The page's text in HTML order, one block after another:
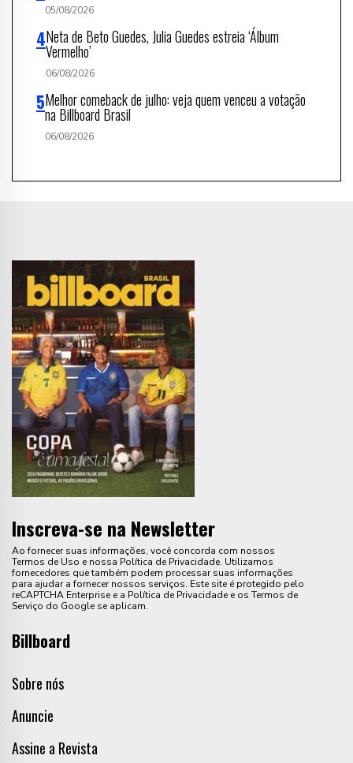
05/08/2026
Neta de Beto Guedes, Julia Guedes estreia ‘Álbum
Vermelho’
06/08/2026
Melhor comeback de julho: veja quem venceu a votação
na Billboard Brasil
06/08/2026
Inscreva-se na Newsletter
Ao fornecer suas informações, você concorda com nossos
Termos de Uso e nossa Política de Privacidade. Utilizamos
fornecedores que também podem processar suas informações
para ajudar a fornecer nossos serviços. Este site é protegido pelo
reCAPTCHA Enterprise e a Política de Privacidade e os Termos de
Serviço do Google se aplicam.
Billboard
Sobre nós
Anuncie
Assine a Revista